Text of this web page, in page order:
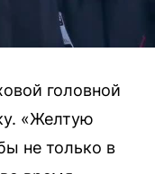
головной
«Желтую
не только в